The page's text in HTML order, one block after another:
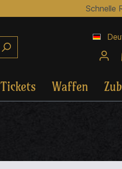
Schnelle
Tickets Waffen